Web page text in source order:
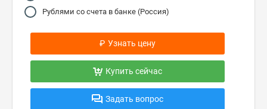
Рублями со счета в банке (Россия)
₽ Узнать цену
Купить сейчас
Задать вопрос